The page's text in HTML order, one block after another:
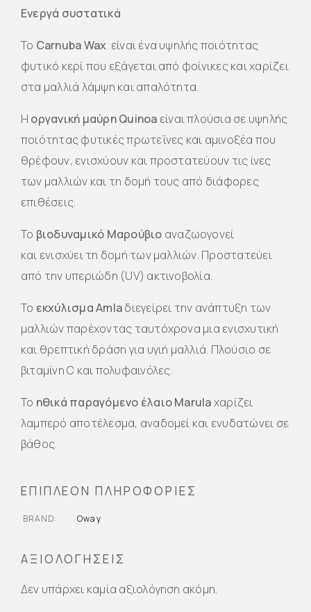
Ενεργά συστατικά
Το Carnuba Wax είναι ένα υψηλής ποιότητας
φυτικό κερί που εξάγεται από φοίνικες και χαρίζει
στα μαλλιά λάμψη και απαλότητα.
H οργανική μαύρη Quinoa είναι πλούσια σε υψηλής
ποιότητας φυτικές πρωτεΐνες και αμινοξέα που
θρέφουν, ενισχύουν και προστατεύουν τις ίνες
των μαλλιών και τη δομή τους από διάφορες
επιθέσεις.
Το βιοδυναμικό Μαρούβιο αναζωογονεί
και ενισχύει τη δομή των μαλλιών. Προστατεύει
από την υπεριώδη (UV) ακτινοβολία.
Το εκχύλισμα Amlaδιεγείρει την ανάπτυξη των
μαλλιών παρέχοντας ταυτόχρονα μια ενισχυτική
και θρεπτική δράση για υγιή μαλλιά. Πλούσιο σε
βιταμίνη C και πολυφαινόλες.
Το ηθικά παραγόμενο έλαιο Marulaχαρίζει
λαμπερό αποτέλεσμα, αναδομεί και ενυδατώνει σε
βάθος.
ΕΠΙΠΛΈΟΝ ΠΛΗΡΟΦΟΡΊΕΣ
BRAND Oway
ΑΞΙΟΛΟΓΉΣΕΙΣ
Δεν υπάρχει καμία αξιολόγηση ακόμη.